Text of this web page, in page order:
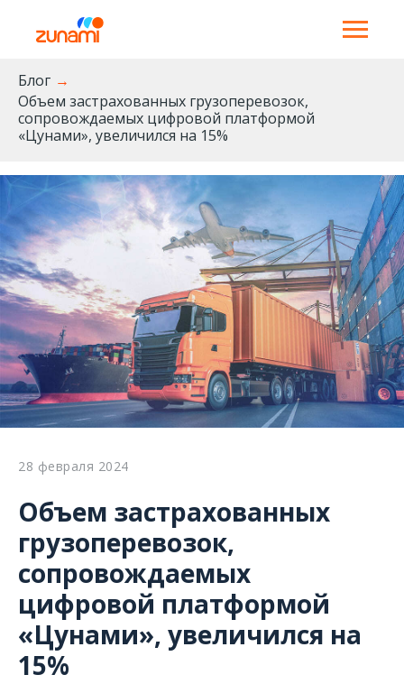
Блог →
Объем застрахованных грузоперевозок,
сопровождаемых цифровой платформой
«Цунами», увеличился на 15%
28 февраля 2024
Объем застрахованных
грузоперевозок,
сопровождаемых
цифровой платформой
«Цунами», увеличился на
15%